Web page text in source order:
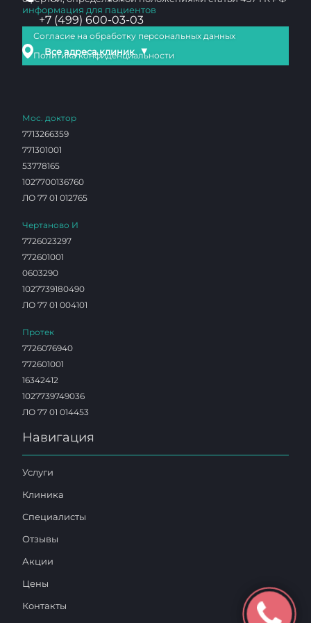
+7 (499) 600-03-03
Все адреса клиник ▼
информация для пациентов
Согласие на обработку персональных данных
Политика конфиденциальности
Мос. доктор
7713266359
771301001
53778165
1027700136760
ЛО 77 01 012765
Чертаново И
7726023297
772601001
0603290
1027739180490
ЛО 77 01 004101
Протек
7726076940
772601001
16342412
1027739749036
ЛО 77 01 014453
Навигация
Услуги
Клиника
Специалисты
Отзывы
Акции
Цены
Контакты